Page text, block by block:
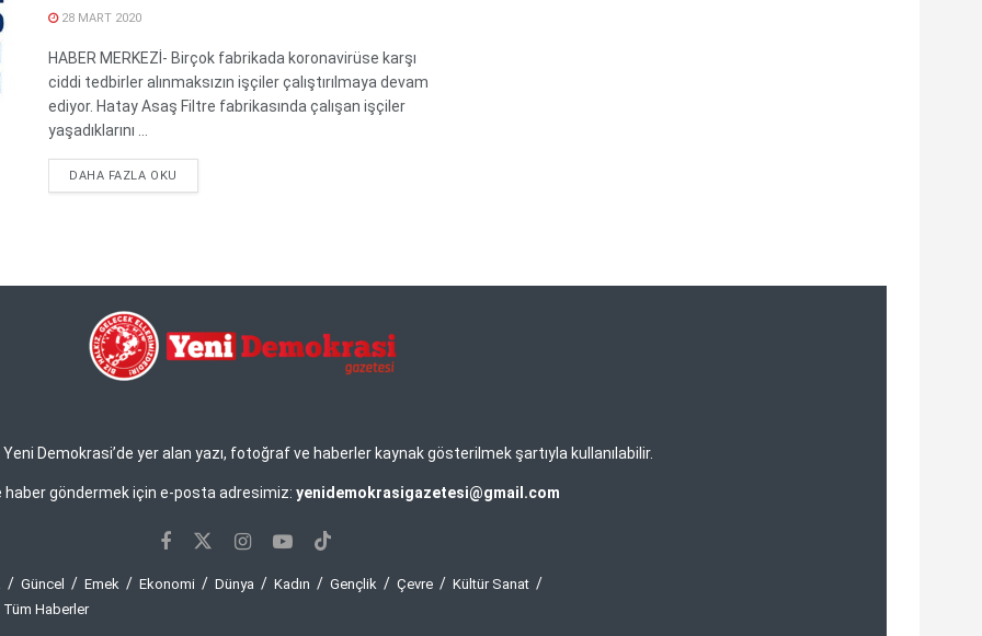
28 MART 2020
HABER MERKEZİ- Birçok fabrikada koronavirüse karşı
ciddi tedbirler alınmaksızın işçiler çalıştırılmaya devam
ediyor. Hatay Asaş Filtre fabrikasında çalışan işçiler
yaşadıklarını ...
DAHA FAZLA OKU
Demokrasi’de yer alan yazı, fotoğraf ve haberler kaynak gösterilmek şartıyla kullanılabilir.
haber göndermek için e-posta adresimiz: yenidemokrasigazetesi@gmail.com
Güncel Emek Ekonomi Dünya Kadın Gençlik Çevre
Kültür Sanat
Tüm Haberler